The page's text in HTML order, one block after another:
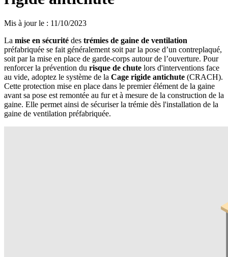
Mis à jour le : 11/10/2023
La mise en sécurité des trémies de gaine de ventilation
préfabriquée se fait généralement soit par la pose d’un contreplaqué,
soit par la mise en place de garde-corps autour de l’ouverture. Pour
renforcer la prévention du risque de chute lors d'interventions face
au vide, adoptez le système de la Cage rigide antichute (CRACH).
Cette protection mise en place dans le premier élément de la gaine
avant sa pose est remontée au fur et à mesure de la construction de la
gaine. Elle permet ainsi de sécuriser la trémie dès l'installation de la
gaine de ventilation préfabriquée.